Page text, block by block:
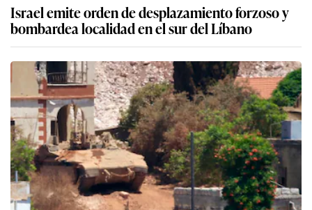
Israel emite orden de desplazamiento forzoso y
bombardea localidad en el sur del Líbano